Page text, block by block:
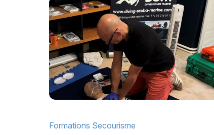
Formations Secourisme